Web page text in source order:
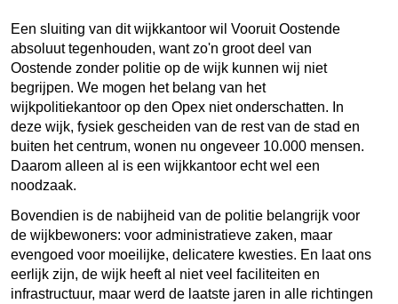
Een sluiting van dit wijkkantoor wil Vooruit Oostende
absoluut tegenhouden, want zo'n groot deel van
Oostende zonder politie op de wijk kunnen wij niet
begrijpen. We mogen het belang van het
wijkpolitiekantoor op den Opex niet onderschatten. In
deze wijk, fysiek gescheiden van de rest van de stad en
buiten het centrum, wonen nu ongeveer 10.000 mensen.
Daarom alleen al is een wijkkantoor echt wel een
noodzaak.
Bovendien is de nabijheid van de politie belangrijk voor
de wijkbewoners: voor administratieve zaken, maar
evengoed voor moeilijke, delicatere kwesties. En laat ons
eerlijk zijn, de wijk heeft al niet veel faciliteiten en
infrastructuur, maar werd de laatste jaren in alle richtingen